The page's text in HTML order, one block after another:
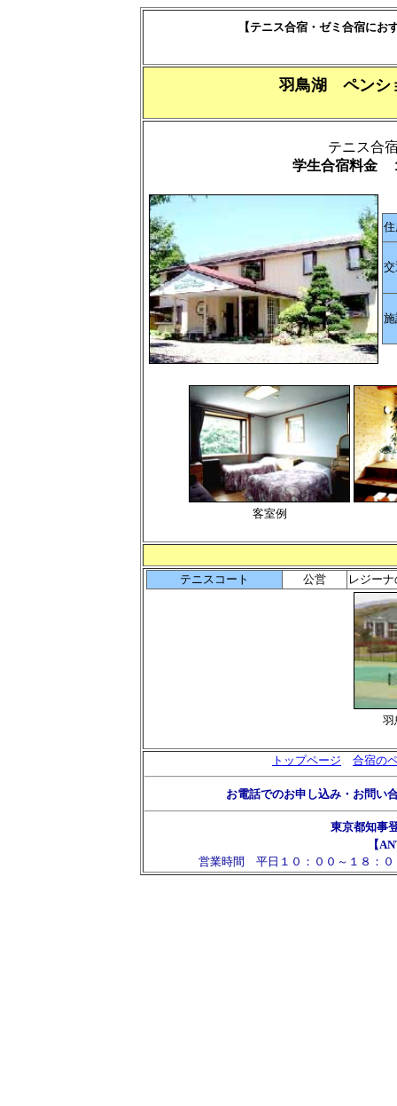
【テニス合宿・ゼミ合宿に
羽鳥湖 ペンシ
テニス合
学生合宿料金
客室例
テニスコート 公営 レジー
羽
トップページ 合宿の
お電話でのお申し込み・お問い
東京都知事
【
営業時間 平日１０：００～１８：